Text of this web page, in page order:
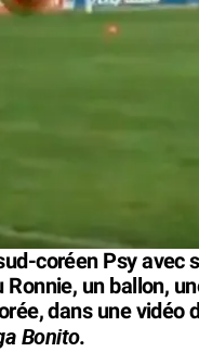
coréen Psy avec
Ronnie, un ballon,
dans une vidéo
Bonito.